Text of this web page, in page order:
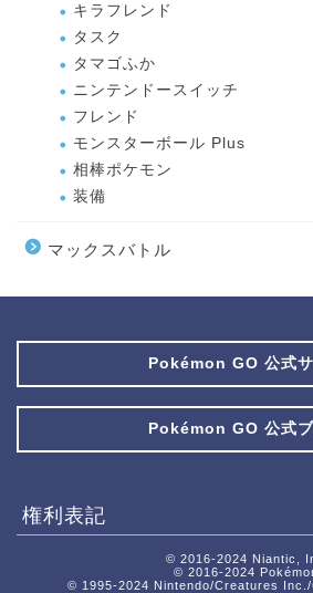
キラフレンド
タスク
タマゴふか
ニンテンドースイッチ
フレンド
モンスターボール Plus
相棒ポケモン
装備
マックスバトル
Pokémon GO 公式サ
Pokémon GO 公式
権利表記
© 2016-2024 Niantic,
© 2016-2024
© 1995-2024 Nintendo/Creatures Inc./